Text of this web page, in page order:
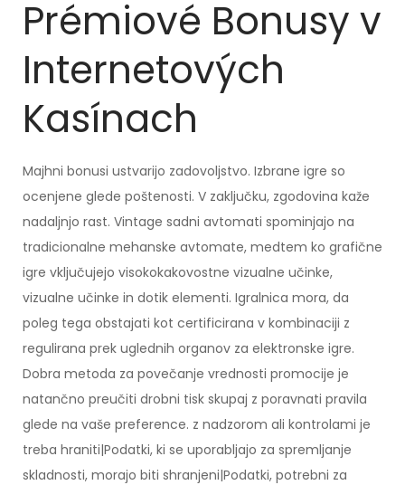
Prémiové Bonusy v
Internetových
Kasínach
Majhni bonusi ustvarijo zadovoljstvo. Izbrane igre so
ocenjene glede poštenosti. V zaključku, zgodovina kaže
nadaljnjo rast. Vintage sadni avtomati spominjajo na
tradicionalne mehanske avtomate, medtem ko grafične
igre vključujejo visokokakovostne vizualne učinke,
vizualne učinke in dotik elementi. Igralnica mora, da
poleg tega obstajati kot certificirana v kombinaciji z
regulirana prek uglednih organov za elektronske igre.
Dobra metoda za povečanje vrednosti promocije je
natančno preučiti drobni tisk skupaj z poravnati pravila
glede na vaše preference. z nadzorom ali kontrolami je
treba hraniti|Podatki, ki se uporabljajo za spremljanje
skladnosti, morajo biti shranjeni|Podatki, potrebni za